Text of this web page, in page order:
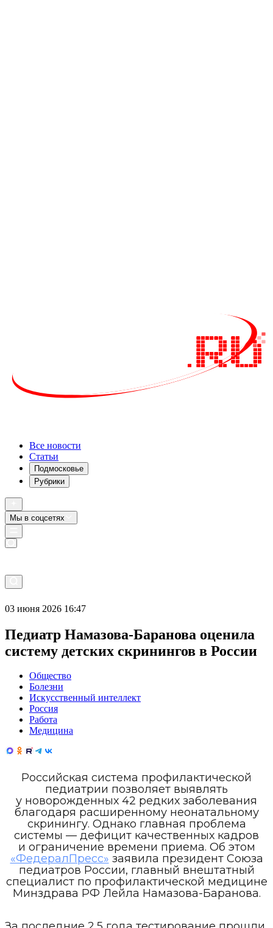
Все новости
Статьи
Подмосковье
Рубрики
Мы в соцсетях
03 июня 2026 16:47
Педиатр Намазова-Баранова оценила
систему детских скринингов в России
Общество
Болезни
Искусственный интеллект
Россия
Работа
Медицина
Российская система профилактической
педиатрии позволяет выявлять
у новорожденных 42 редких заболевания
благодаря расширенному неонатальному
скринингу. Однако главная проблема
системы — дефицит качественных кадров
и ограничение времени приема. Об этом
«ФедералПресс» заявила президент Союза
педиатров России, главный внештатный
специалист по профилактической медицине
Минздрава РФ Лейла Намазова-Баранова.